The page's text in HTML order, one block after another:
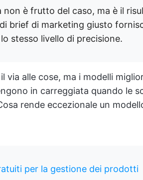
non è frutto del caso, ma è il
brief di marketing giusto
stesso livello di precisione.
via alle cose, ma i modelli
in carreggiata quando le
rende eccezionale un
per la gestione dei prodotti